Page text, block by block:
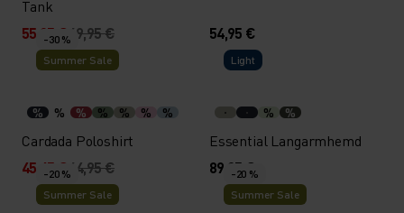
Tank
55,95 €69,95 € 54,95 €
-30 %
Summer Sale
% % % % % % %
Cardada Poloshirt
45,45 €64,95 €
Light
% %
Essential Langarmhemd
89,95 €
-20 %
Summer Sale
-20 %
Summer Sale